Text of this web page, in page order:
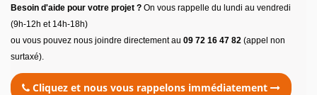
Besoin d'aide pour votre projet ? On vous rappelle du lundi au vendredi
(9h-12h et 14h-18h)
ou vous pouvez nous joindre directement au 09 72 16 47 82 (appel non
surtaxé).
Cliquez et nous vous rappelons immédiatement